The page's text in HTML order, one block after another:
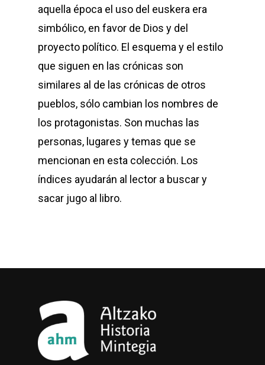
aquella época el uso del euskera era
simbólico, en favor de Dios y del
proyecto político. El esquema y el estilo
que siguen en las crónicas son
similares al de las crónicas de otros
pueblos, sólo cambian los nombres de
los protagonistas. Son muchas las
personas, lugares y temas que se
mencionan en esta colección. Los
índices ayudarán al lector a buscar y
sacar jugo al libro.